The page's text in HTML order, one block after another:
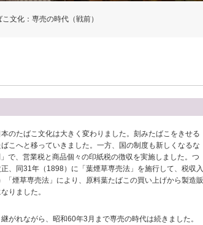
文化：専売の時代（戦前）
のたばこ文化は大きく変わりました。刻みたばこをきせる
こへと移っていきました。一方、国の制度も新しくなるな
で、営業税と商品個々の印紙税の徴収を実施しました。つ
、同31年（1898）に「葉煙草専売法」を施行して、税収入
煙草専売法」により、原料葉たばこの買い上げから製造販
りました。
がれながら、昭和60年3月まで専売の時代は続きました。